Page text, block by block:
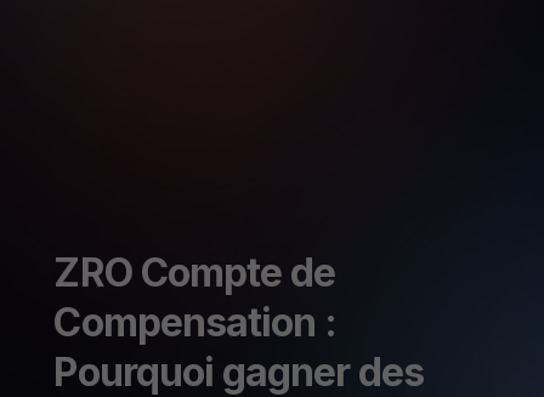
ZRO Compte de
Compensation :
Pourquoi gagner des